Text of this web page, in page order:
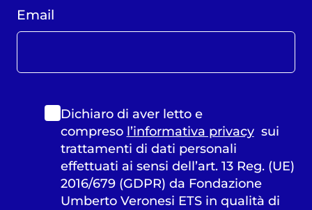
Email
Dichiaro di aver letto e
compreso l’informativa privacysui
trattamenti di dati personali
effettuati ai sensi dell’art. 13 Reg. (UE)
2016/679 (GDPR) da Fondazione
Umberto Veronesi ETS in qualità di